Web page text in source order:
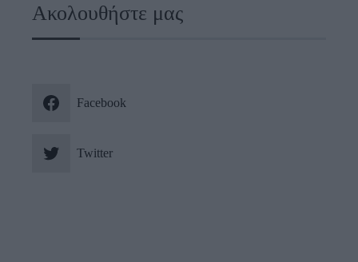
Ακολουθήστε μας
Facebook
Twitter